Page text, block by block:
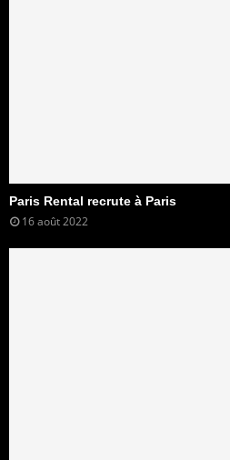
Paris Rental recrute à Paris
16 août 2022